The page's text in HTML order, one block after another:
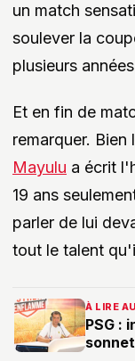
un match
soulever la
plusieurs
Et en fin de
remarquer. Bien
Mayulu a écrit
19 ans
parler de lui
tout le talent
À LIRE
PSG :